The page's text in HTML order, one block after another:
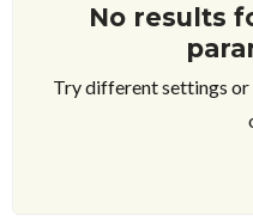
No results
Try different settings